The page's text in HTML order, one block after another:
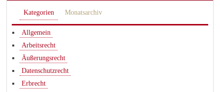
Kategorien Monatsarchiv
Allgemein
Arbeitsrecht
Äußerungsrecht
Datenschutzrecht
Erbrecht